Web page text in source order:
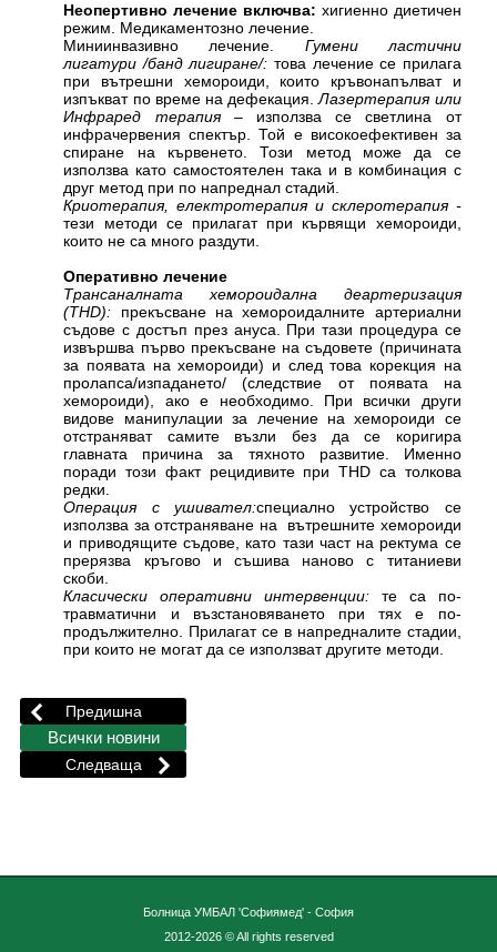
Неопертивно лечение включва: хигиенно диетичен
режим. Медикаментозно лечение.
Миниинвазивно лечение. Гумени ластични
лигатури /банд лигиране/: това лечение се прилага
при вътрешни хемороиди, които кръвонапълват и
изпъкват по време на дефекация.Лазертерапия или
Инфраред терапия– използва се светлина от
инфрачервения спектър. Той е високоефективен за
спиране на кървенето. Този метод може да се
използва като самостоятелен така и в комбинация с
друг метод при по напреднал стадий.
Криотерапия, електротерапия и склеротерапия -
тези методи се прилагат при кървящи хемороиди,
които не са много раздути.
Оперативно лечение
Трансаналната хемороидална деартеризация
(THD): прекъсване на хемороидалните артериални
съдове с достъп през ануса. При тази процедура се
извършва първо прекъсване на съдовете (причината
за появата на хемороиди) и след това корекция на
пролапса/изпадането/ (следствие от появата на
хемороиди), ако е необходимо. При всички други
видове манипулации за лечение на хемороиди се
отстраняват самите възли без да се коригира
главната причина за тяхното развитие. Именно
поради този факт рецидивите при THD са толкова
редки.
Операция с ушивател:специално устройство се
използва за отстраняване на вътрешните хемороиди
и приводящите съдове, като тази част на ректума се
прерязва кръгово и съшива наново с титаниеви
скоби.
Класически оперативни интервенции: те са по-
травматични и възстановяването при тях е по-
продължително. Прилагат се в напредналите стадии,
при които не могат да се използват другите методи.
Болница УМБАЛ 'Софиямед' - София
2012-2026 © All rights reserved